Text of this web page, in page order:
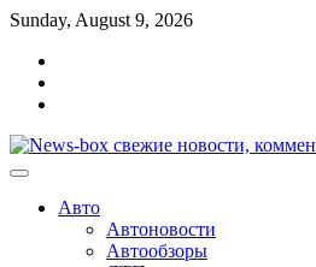
Перейти
содержимому
Sunday, August 9, 2026
Авто
Автоновости
Автообзоры